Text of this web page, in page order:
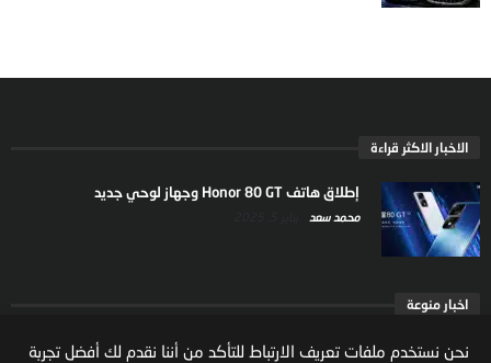
الاخبار الاكثر قراءة
إطلاق هاتف Honor 80 GT وجهاز لوحي جديد
محمد سعد
اخبار منوعة
مجلس الوزراء: تقرير صندوق النقد الدولي يؤكد قوة الاقتصاد
نحن نستخدم ملفات تعريف الارتباط للتأكد من أننا نقدم لك أفضل تجربة